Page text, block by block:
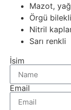
Mazot,
Örgü
Nitril
Sarı renkli
İsim
Email